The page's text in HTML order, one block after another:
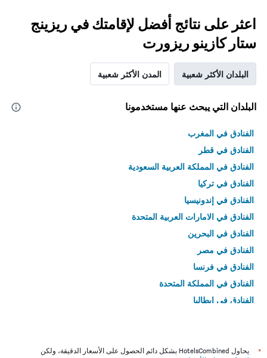
اعثر على نتائج أفضل لإقامتك في ريزينج
ستار كازينو ريزورت
البلدان الأكثر شعبية المدن الأكثر شعبية
البلدان التي يبحث عنها مستخدمونا
الفنادق في المغرب
الفنادق في قطر
الفنادق في المملكة العربية السعودية
الفنادق في تركيا
الفنادق في إندونيسيا
الفنادق في الامارات العربية المتحدة
الفنادق في البحرين
الفنادق في مصر
الفنادق في فرنسا
الفنادق في المملكة المتحدة
الفنادق في إيطاليا
*
يحاول HotelsCombined بشكل دائم الحصول على الأسعار الدقيقة، ولكن